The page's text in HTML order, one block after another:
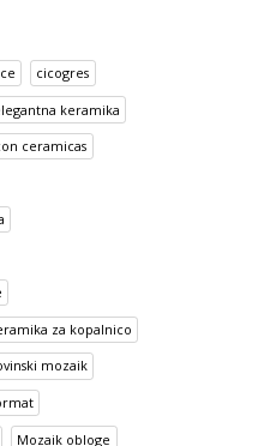
cicogres
keramika
ceramicas
za kopalnico
mozaik
Mozaik obloge